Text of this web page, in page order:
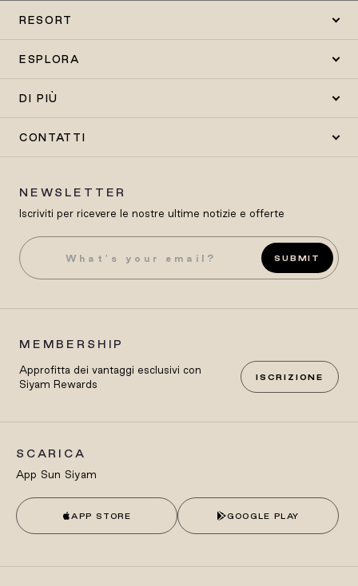
RESORT
ESPLORA
DI PIÙ
CONTATTI
NEWSLETTER
Iscriviti per ricevere le nostre ultime notizie e offerte
SUBMIT
MEMBERSHIP
Approfitta dei vantaggi esclusivi con
Siyam Rewards
ISCRIZIONE
SCARICA
App Sun Siyam
APP STORE GOOGLE PLAY